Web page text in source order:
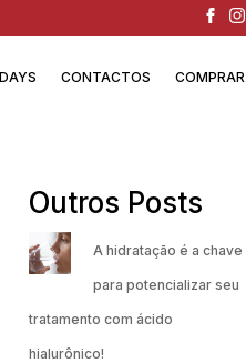
CONTACTOS COMPRAR
Outros Posts
A hidratação é a chave
para potencializar seu
tratamento com ácido
hialurônico!